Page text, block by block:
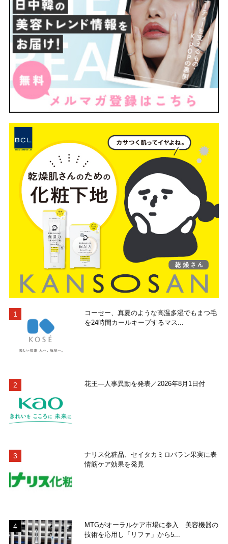
コーセー、真夏のような高温多湿でもまつ毛
を24時間カールキープするマス...
花王―人事異動を発表／2026年8月1日付
ナリス化粧品、セイタカミロバラン果実に表
情筋ケア効果を発見
MTGがオーラルケア市場に参入 美容機器の
技術を応用し「リファ」から5...